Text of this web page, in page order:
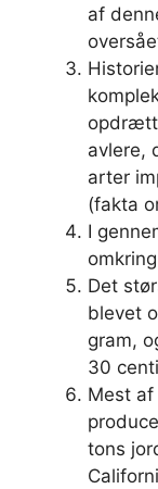
af
avlere,
arter
(fakta
I
Det
blevet
gram,
30
Mest
tons